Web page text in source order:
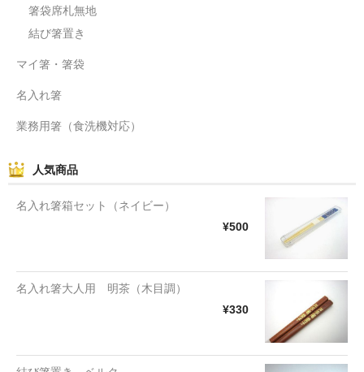
箸袋席札無地
結び箸置き
マイ箸・箸袋
名入れ箸
業務用箸（食洗機対応）
人気商品
名入れ箸箱セット（ネイビー）
¥500
名入れ箸大人用 明茶（木目調）
¥330